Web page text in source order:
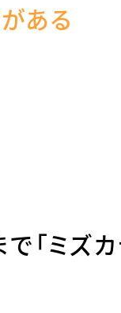
ある
「ミズ